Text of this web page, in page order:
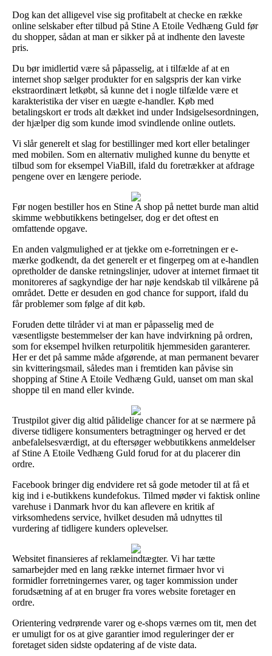
Dog kan det alligevel vise sig profitabelt at checke en række
online selskaber efter tilbud på Stine A Etoile Vedhæng Guld før
du shopper, sådan at man er sikker på at indhente den laveste
pris.
Du bør imidlertid være så påpasselig, at i tilfælde af at en
internet shop sælger produkter for en salgspris der kan virke
ekstraordinært letkøbt, så kunne det i nogle tilfælde være et
karakteristika der viser en uægte e-handler. Køb med
betalingskort er trods alt dækket ind under Indsigelsesordningen,
der hjælper dig som kunde imod svindlende online outlets.
Vi slår generelt et slag for bestillinger med kort eller betalinger
med mobilen. Som en alternativ mulighed kunne du benytte et
tilbud som for eksempel ViaBill, ifald du foretrækker at afdrage
pengene over en længere periode.
Før nogen bestiller hos en Stine A shop på nettet burde man altid
skimme webbutikkens betingelser, dog er det oftest en
omfattende opgave.
En anden valgmulighed er at tjekke om e-forretningen er e-
mærke godkendt, da det generelt er et fingerpeg om at e-handlen
opretholder de danske retningslinjer, udover at internet firmaet tit
monitoreres af sagkyndige der har nøje kendskab til vilkårene på
området. Dette er desuden en god chance for support, ifald du
får problemer som følge af dit køb.
Foruden dette tilråder vi at man er påpasselig med de
væsentligste bestemmelser der kan have indvirkning på ordren,
som for eksempel hvilken returpolitik hjemmesiden garanterer.
Her er det på samme måde afgørende, at man permanent bevarer
sin kvitteringsmail, således man i fremtiden kan påvise sin
shopping af Stine A Etoile Vedhæng Guld, uanset om man skal
shoppe til en mand eller kvinde.
Trustpilot giver dig altid pålidelige chancer for at se nærmere på
diverse tidligere konsumenters betragtninger og herved er det
anbefalelsesværdigt, at du eftersøger webbutikkens anmeldelser
af Stine A Etoile Vedhæng Guld forud for at du placerer din
ordre.
Facebook bringer dig endvidere ret så gode metoder til at få et
kig ind i e-butikkens kundefokus. Tilmed møder vi faktisk online
varehuse i Danmark hvor du kan aflevere en kritik af
virksomhedens service, hvilket desuden må udnyttes til
vurdering af tidligere kunders oplevelser.
Websitet finansieres af reklameindtægter. Vi har tætte
samarbejder med en lang række internet firmaer hvor vi
formidler forretningernes varer, og tager kommission under
forudsætning af at en bruger fra vores website foretager en
ordre.
Orientering vedrørende varer og e-shops værnes om tit, men det
er umuligt for os at give garantier imod reguleringer der er
foretaget siden sidste opdatering af de viste data.